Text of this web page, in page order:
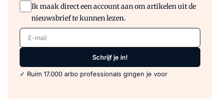
Ik maak direct een account aan om artikelen uit de
nieuwsbrief te kunnen lezen.
E-mail
Schrijf je in!
✓ Ruim 17.000 arbo professionals gingen je voor